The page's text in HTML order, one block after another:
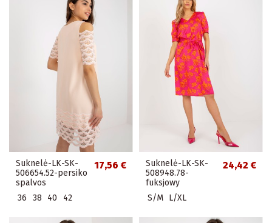
Suknelė-LK-SK-
506654.52-persiko
spalvos
17,56 €
36 38 40 42
Suknelė-LK-SK-
508948.78-
fuksjowy
24,42 €
S/M L/XL